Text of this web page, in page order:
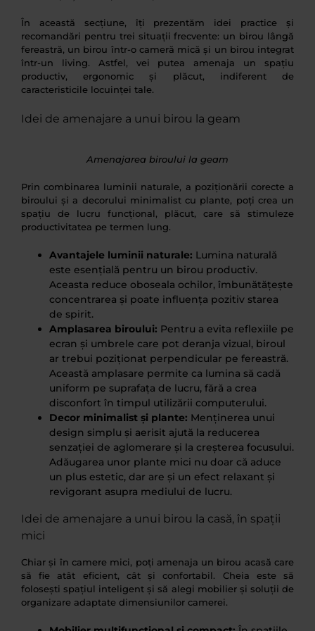
În această secțiune, îți prezentăm idei practice și
recomandări pentru trei situații frecvente: un birou lângă
fereastră, un birou într-o cameră mică și un birou integrat
într-un living. Astfel, vei putea amenaja un spațiu
productiv, ergonomic și plăcut, indiferent de
caracteristicile locuinței tale.
Idei de amenajare a unui birou la geam
Amenajarea biroului la geam
Prin combinarea luminii naturale, a poziționării corecte a
biroului și a decorului minimalist cu plante, poți crea un
spațiu de lucru funcțional, plăcut, care să stimuleze
productivitatea pe termen lung.
Avantajele luminii naturale: Lumina naturală
este esențială pentru un birou productiv.
Aceasta reduce oboseala ochilor, îmbunătățește
concentrarea și poate influența pozitiv starea
de spirit.
Amplasarea biroului: Pentru a evita reflexiile pe
ecran și umbrele care pot deranja vizual, biroul
ar trebui poziționat perpendicular pe fereastră.
Această amplasare permite ca lumina să cadă
uniform pe suprafața de lucru, fără a crea
disconfort în timpul utilizării computerului.
Decor minimalist și plante: Menținerea unui
design simplu și aerisit ajută la reducerea
senzației de aglomerare și la creșterea focusului.
Adăugarea unor plante mici nu doar că aduce
un plus estetic, dar are și un efect relaxant și
revigorant asupra mediului de lucru.
Idei de amenajare a unui birou la casă, în spații
mici
Chiar și în camere mici, poți amenaja un birou acasă care
să fie atât eficient, cât și confortabil. Cheia este să
folosești spațiul inteligent și să alegi mobilier și soluții de
organizare adaptate dimensiunilor camerei.